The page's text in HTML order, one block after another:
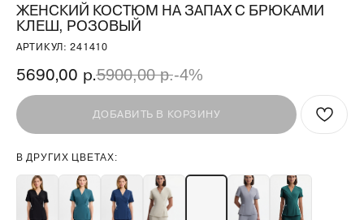
ЖЕНСКИЙ КОСТЮМ НА ЗАПАХ С БРЮКАМИ
КЛЕШ, РОЗОВЫЙ
АРТИКУЛ:241410
5690,00 р.5900,00 р.-4%
ДОБАВИТЬ В КОРЗИНУ
В ДРУГИХ ЦВЕТАХ: